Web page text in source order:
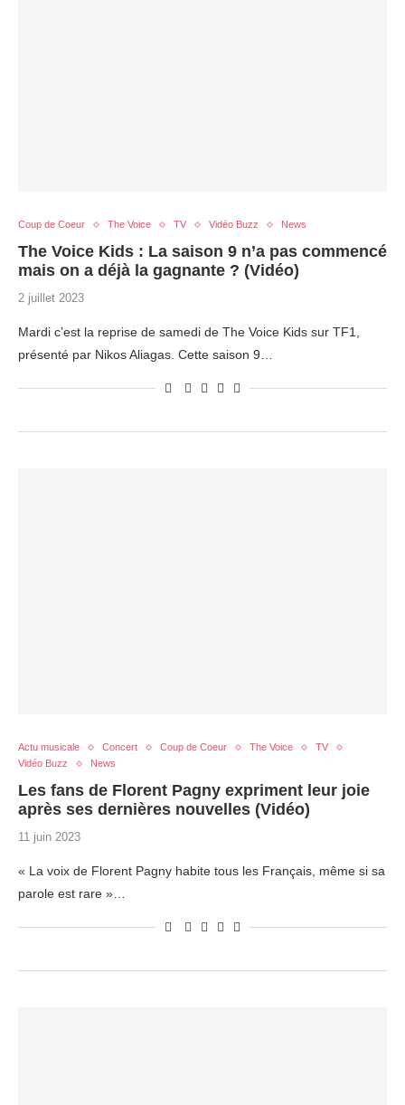
Coup de Coeur The Voice TV Vidéo Buzz News
The Voice Kids : La saison 9 n’a pas commencé
mais on a déjà la gagnante ? (Vidéo)
2 juillet 2023
Mardi c’est la reprise de samedi de The Voice Kids sur TF1,
présenté par Nikos Aliagas. Cette saison 9…
Actu musicale Concert Coup de Coeur The Voice
TV
Vidéo Buzz
News
Les fans de Florent Pagny expriment leur joie
après ses dernières nouvelles (Vidéo)
11 juin 2023
« La voix de Florent Pagny habite tous les Français, même si sa
parole est rare »…